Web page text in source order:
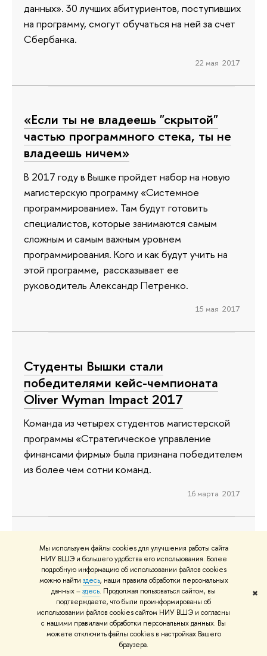
Мы используем файлы cookies для улучшения работы сайта
НИУ ВШЭ и большего удобства его использования. Более
подробную информацию об использовании файлов cookies
можно найти здесь, наши правила обработки персональных
данных –здесь. Продолжая пользоваться сайтом, вы
подтверждаете, что были проинформированы об
использовании файлов cookies сайтом НИУ ВШЭ и согласны
с нашими правилами обработки персональных данных. Вы
можете отключить файлы cookies в настройках Вашего
браузера.
✖
данных». 30 лучших абитуриентов, поступивших
на программу, смогут обучаться на ней за счет
Сбербанка.
22 мая 2017
«Если ты не владеешь "скрытой"
частью программного стека, ты не
владеешь ничем»
В 2017 году в Вышке пройдет набор на новую
магистерскую программу «Системное
программирование». Там будут готовить
специалистов, которые занимаются самым
сложным и самым важным уровнем
программирования. Кого и как будут учить на
этой программе, рассказывает ее
руководитель Александр Петренко.
15 мая 2017
Студенты Вышки стали
победителями кейс-чемпионата
Oliver Wyman Impact 2017
Команда из четырех студентов магистерской
программы «Стратегическое управление
финансами фирмы» была признана победителем
из более чем сотни команд.
16 марта 2017
«Наши студенты должны
осуществить научный прорыв на
стыке математики и
компьютерных наук»
В 2017 году факультет компьютерных наук НИУ
ВШЭ и Сколтех будут вести совместный прием